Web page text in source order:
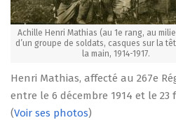
Achille Henri Mathias (au 1e rang, au
d’un groupe de soldats, casques sur la
la main, 1914-1917.
Henri Mathias, affecté au 267e
entre le 6 décembre 1914 et le
(Voir ses photos)